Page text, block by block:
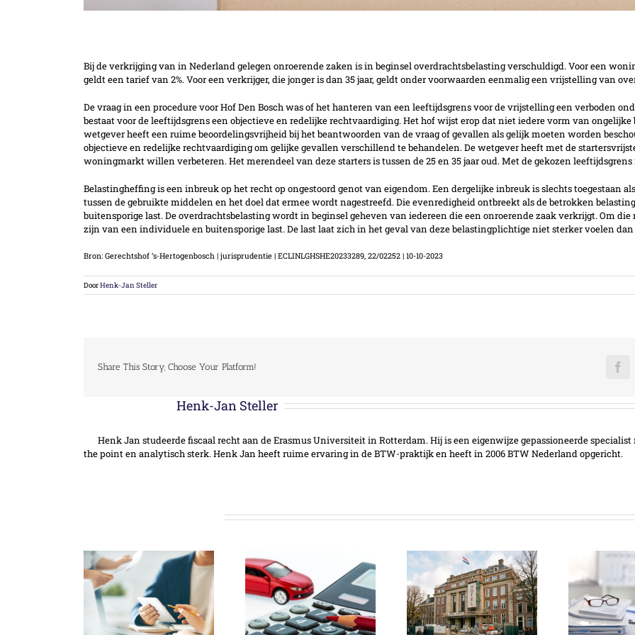
Bij de verkrijging van in Nederland gelegen onroerende zaken is in beginsel overdrachtsbelasting verschuldigd. Voor een
geldt een tarief van 2%. Voor een verkrijger, die jonger is dan 35 jaar, geldt onder voorwaarden eenmalig een vrijstelling van
De vraag in een procedure voor Hof Den Bosch was of het hanteren van een leeftijdsgrens voor de vrijstelling een verboden
bestaat voor de leeftijdsgrens een objectieve en redelijke rechtvaardiging. Het hof wijst erop dat niet iedere vorm van
wetgever heeft een ruime beoordelingsvrijheid bij het beantwoorden van de vraag of gevallen als gelijk moeten worden
objectieve en redelijke rechtvaardiging om gelijke gevallen verschillend te behandelen. De wetgever heeft met de
woningmarkt willen verbeteren. Het merendeel van deze starters is tussen de 25 en 35 jaar oud. Met de gekozen leeftijdsgrens
Belastingheffing is een inbreuk op het recht op ongestoord genot van eigendom. Een dergelijke inbreuk is slechts toegestaan
tussen de gebruikte middelen en het doel dat ermee wordt nagestreefd. Die evenredigheid ontbreekt als de betrokken
buitensporige last. De overdrachtsbelasting wordt in beginsel geheven van iedereen die een onroerende zaak verkrijgt. Om
zijn van een individuele en buitensporige last. De last laat zich in het geval van deze belastingplichtige niet sterker voelen
Bron: Gerechtshof ‘s-Hertogenbosch | jurisprudentie | ECLINLGHSHE20233289, 22/02252 | 10-10-2023
DoorHenk-Jan Steller
Share This Story, Choose Your Platform!
Henk-Jan Steller
Henk Jan studeerde fiscaal recht aan de Erasmus Universiteit in Rotterdam. Hij is een eigenwijze gepassioneerde specialist
the point en analytisch sterk. Henk Jan heeft ruime ervaring in de BTW-praktijk en heeft in 2006 BTW Nederland opgericht.